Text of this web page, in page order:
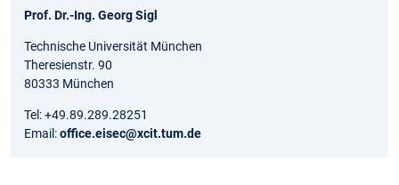
Prof. Dr.-Ing. Georg Sigl
Technische Universität München
Theresienstr. 90
80333 München
Tel: +49.89.289.28251
Email:office.eisec@xcit.tum.de